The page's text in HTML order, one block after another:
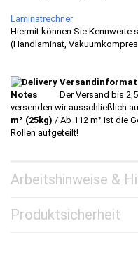
Laminatrechner
Hiermit können Sie Kennwerte
(Handlaminat,
Der Versand bis
versenden wir ausschließlich
m² (25kg) / Ab 112 m² ist die
Rollen aufgeteilt!
Arbeitshinweise &
Produktsicherheit